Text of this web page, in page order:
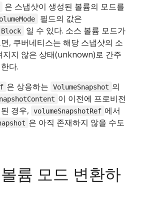
은 스냅샷이 생성된 볼륨의 모드를
필드의 값은
Block
일 수 있다. 소스 볼륨 모드가
, 쿠버네티스는 해당 스냅샷의 소
지지 않은 상태(unknown)로 간주
다.
은 상응하는 VolumeSnapshot 의
이 이전에 프로비전
경우,
volumeSnapshotRef 에서
은 아직 존재하지 않을 수도
륨 모드 변환하